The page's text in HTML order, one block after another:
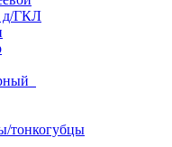
д/ГКЛ
тонкогубцы